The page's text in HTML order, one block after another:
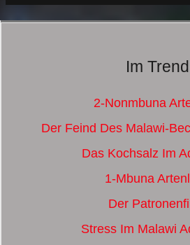
Im Trend
2-Nonmbuna
Der Feind Des Malawi-
Das Kochsalz Im
1-Mbuna
Der
Stress Im Malawi